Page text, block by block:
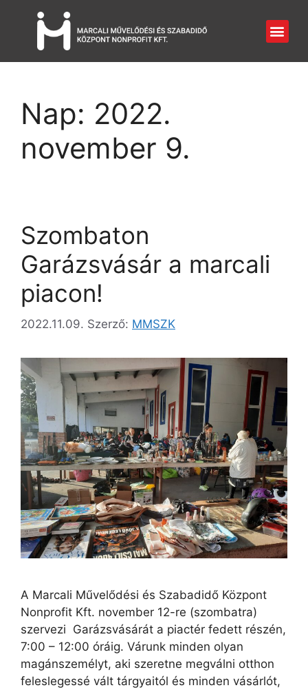
Nap: 2022.
november 9.
Szombaton
Garázsvásár a marcali
piacon!
2022.11.09. Szerző: MMSZK
A Marcali Művelődési és Szabadidő Központ
Nonprofit Kft. november 12-re (szombatra)
szervezi Garázsvásárát a piactér fedett részén,
7:00 – 12:00 óráig. Várunk minden olyan
magánszemélyt, aki szeretne megválni otthon
feleslegessé vált tárgyaitól és minden vásárlót,